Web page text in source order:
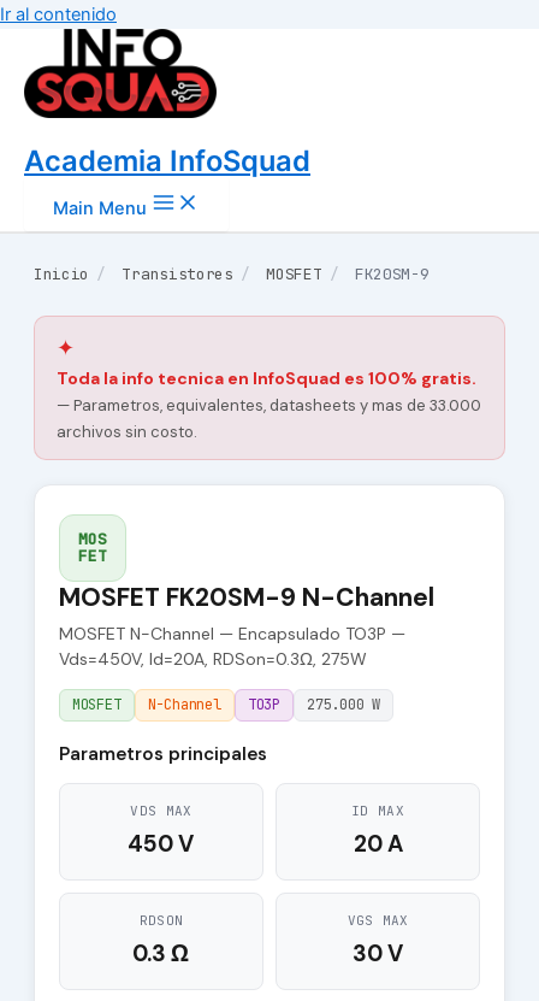
Ir al contenido
Academia InfoSquad
Main Menu
Inicio / Transistores / MOSFET / FK20SM-9
✦
Toda la info tecnica en InfoSquad es 100% gratis.
— Parametros, equivalentes, datasheets y mas de 33.000
archivos sin costo.
MOS
FET
MOSFET FK20SM-9 N-Channel
MOSFET N-Channel — Encapsulado TO3P —
Vds=450V, Id=20A, RDSon=0.3Ω, 275W
MOSFET N-Channel TO3P 275.000 W
Parametros principales
VDS MAX
450 V
ID MAX
20 A
RDSON
0.3 Ω
VGS MAX
30 V